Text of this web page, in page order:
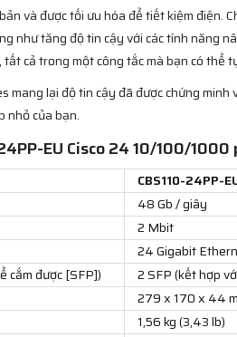
và được tối ưu hóa để tiết kiệm điện.
như tăng độ tin cậy với các tính năng
cả trong một công tắc mà bạn có thể
mang lại độ tin cậy đã được chứng
nhỏ của bạn.
EU Cisco 24 10/100/
CBS110-24PP-
48 Gb / giây
2 Mbit
24 Gigabit
cắm được [SFP])
2 SFP (kết hợp
279 x 170 x 44
1,56 kg (3,43 lb)